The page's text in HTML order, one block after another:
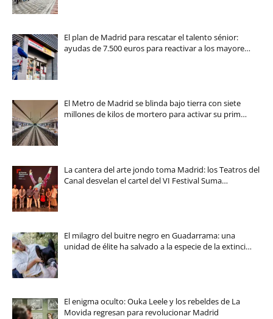
El plan de Madrid para rescatar el talento sénior:
ayudas de 7.500 euros para reactivar a los mayore…
El Metro de Madrid se blinda bajo tierra con siete
millones de kilos de mortero para activar su prim…
La cantera del arte jondo toma Madrid: los Teatros del
Canal desvelan el cartel del VI Festival Suma…
El milagro del buitre negro en Guadarrama: una
unidad de élite ha salvado a la especie de la extinci…
El enigma oculto: Ouka Leele y los rebeldes de La
Movida regresan para revolucionar Madrid